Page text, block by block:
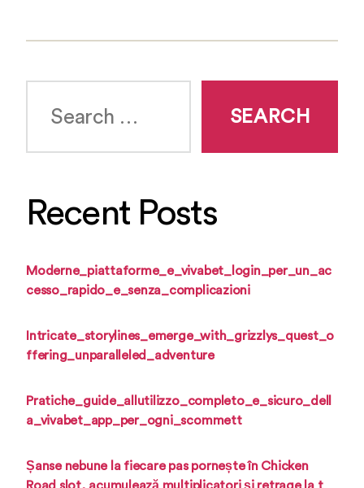
Recent Posts
Moderne_piattaforme_e_vivabet_login_per_un_ac
cesso_rapido_e_senza_complicazioni
Intricate_storylines_emerge_with_grizzlys_quest_o
ffering_unparalleled_adventure
Pratiche_guide_allutilizzo_completo_e_sicuro_dell
a_vivabet_app_per_ogni_scommett
Șanse nebune la fiecare pas pornește în Chicken